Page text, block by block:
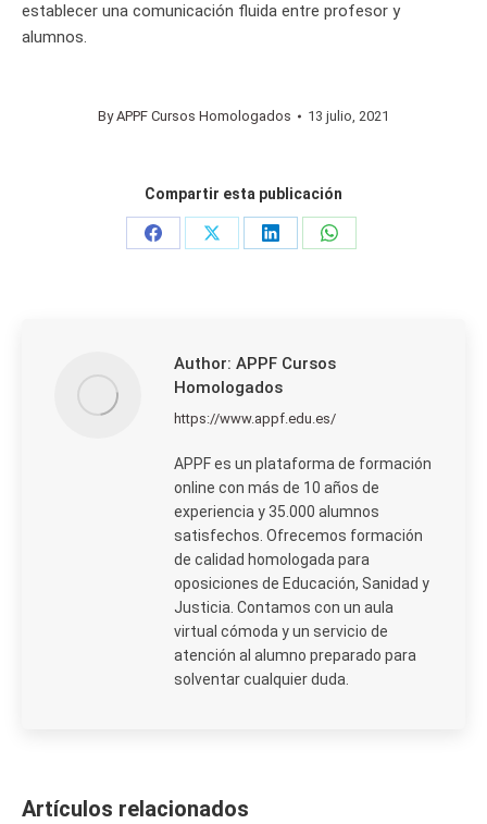
establecer una comunicación fluida entre profesor y
alumnos.
ByAPPF Cursos Homologados 13 julio, 2021
Compartir esta publicación
Share
Share
Share
Share
Author: APPF Cursos
Homologados
https://www.appf.edu.es/
APPF es un plataforma de formación
online con más de 10 años de
experiencia y 35.000 alumnos
satisfechos. Ofrecemos formación
de calidad homologada para
oposiciones de Educación, Sanidad y
Justicia. Contamos con un aula
virtual cómoda y un servicio de
atención al alumno preparado para
solventar cualquier duda.
Artículos relacionados